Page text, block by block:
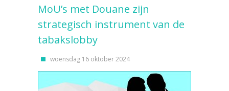
MoU’s met Douane zijn
strategisch instrument van de
tabakslobby
woensdag 16 oktober 2024